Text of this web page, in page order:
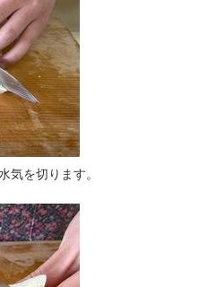
気を切ります。